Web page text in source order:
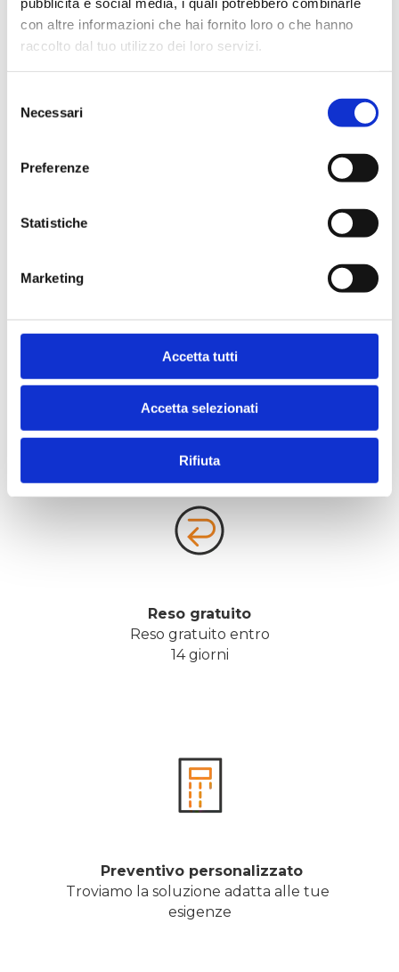
con altre informazioni che hai fornito loro o che hanno
raccolto dal tuo utilizzo dei loro servizi.
delNecessari
Preferenze
Statistiche
Marketing
Accetta tutti
Accetta selezionati
Rifiuta
Assistenza
Assistenza con Chat
Reso gratuito
Reso gratuito entro
14 giorni
Preventivo personalizzato
Troviamo la soluzione adatta alle tue
esigenze